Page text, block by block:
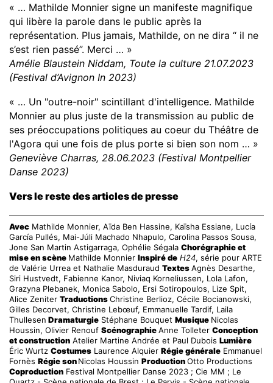
« … Mathilde Monnier signe un manifeste magnifique
qui libère la parole dans le public après la
représentation. Plus jamais, Mathilde, on ne dira “ il ne
s’est rien passé”. Merci … »
Amélie Blaustein Niddam, Toute la culture 21.07.2023
(Festival d’Avignon In 2023)
« … Un "outre-noir" scintillant d'intelligence. Mathilde
Monnier au plus juste de la transmission au public de
ses préoccupations politiques au coeur du Théâtre de
l'Agora qui une fois de plus porte si bien son nom … »
Geneviève Charras, 28.06.2023 (Festival Montpellier
Danse 2023)
Vers le reste des articles de presse
Avec Mathilde Monnier, Aïda Ben Hassine, Kaïsha Essiane, Lucía
García Pullés, Mai-Júli Machado Nhapulo, Carolina Passos Sousa,
Jone San Martin Astigarraga, Ophélie Ségala Chorégraphie et
mise en scène Mathilde Monnier Inspiré de H24, série pour ARTE
de Valérie Urrea et Nathalie Masduraud TextesAgnès Desarthe,
Siri Hustvedt, Fabienne Kanor, Niviaq Korneliussen, Lola Lafon,
Grazyna Plebanek, Monica Sabolo, Ersi Sotiropoulos, Lize Spit,
Alice Zeniter TraductionsChristine Berlioz, Cécile Bocianowski,
Gilles Decorvet, Christine Lebœuf, Emmanuelle Tardif, Laila
Thullesen Dramaturgie Stéphane Bouquet Musique Nicolas
Houssin, Olivier Renouf ScénographieAnne Tolleter Conception
et construction Atelier Martine Andrée et Paul Dubois Lumière
Éric Wurtz Costumes Laurence Alquier Régie générale Emmanuel
Fornès Régie sonNicolas Houssin ProductionOtto Productions
Coproduction Festival Montpellier Danse 2023 ; Cie MM ; Le